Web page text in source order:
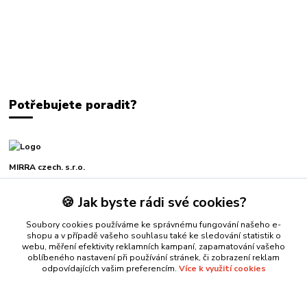
Potřebujete poradit?
MIRRA czech. s.r.o.
+420 739 229 771
mirra@mirra.cz
🍪 Jak byste rádi své cookies?
Soubory cookies používáme ke správnému fungování našeho e-
shopu a v případě vašeho souhlasu také ke sledování statistik o
webu, měření efektivity reklamních kampaní, zapamatování vašeho
oblíbeného nastavení při používání stránek, či zobrazení reklam
odpovídajících vašim preferencím. Více k využití cookies